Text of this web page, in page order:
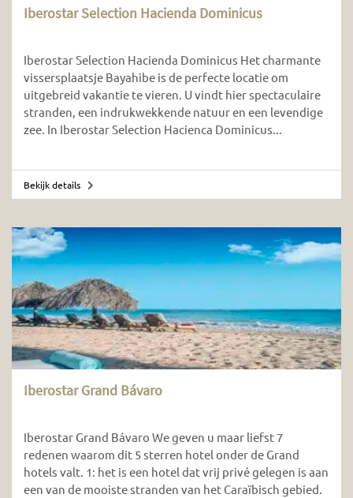
Iberostar Selection Hacienda Dominicus
Iberostar Selection Hacienda Dominicus Het charmante
vissersplaatsje Bayahibe is de perfecte locatie om
uitgebreid vakantie te vieren. U vindt hier spectaculaire
stranden, een indrukwekkende natuur en een levendige
zee. In Iberostar Selection Hacienca Dominicus...
Bekijk details
Iberostar Grand Bávaro
Iberostar Grand Bávaro We geven u maar liefst 7
redenen waarom dit 5 sterren hotel onder de Grand
hotels valt. 1: het is een hotel dat vrij privé gelegen is aan
een van de mooiste stranden van het Caraïbisch gebied.